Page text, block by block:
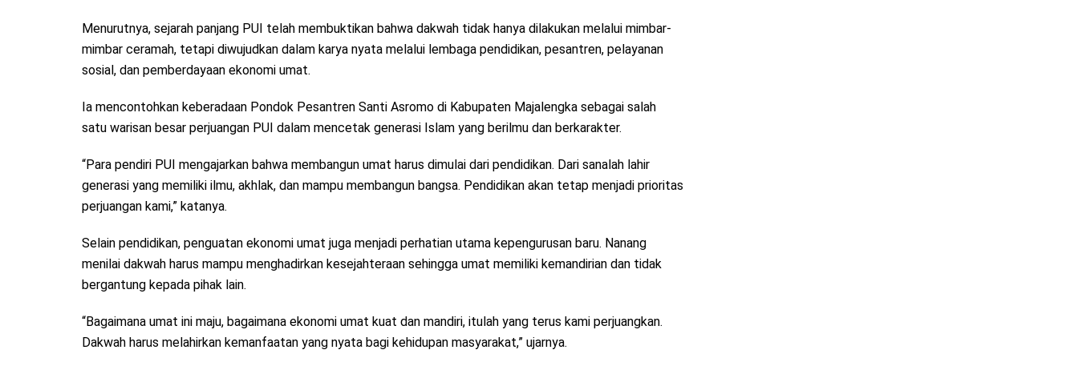
Menurutnya, sejarah panjang PUI telah membuktikan bahwa dakwah tidak hanya dilakukan melalui mimbar-
mimbar ceramah, tetapi diwujudkan dalam karya nyata melalui lembaga pendidikan, pesantren, pelayanan
sosial, dan pemberdayaan ekonomi umat.
Ia mencontohkan keberadaan Pondok Pesantren Santi Asromo di Kabupaten Majalengka sebagai salah
satu warisan besar perjuangan PUI dalam mencetak generasi Islam yang berilmu dan berkarakter.
“Para pendiri PUI mengajarkan bahwa membangun umat harus dimulai dari pendidikan. Dari sanalah lahir
generasi yang memiliki ilmu, akhlak, dan mampu membangun bangsa. Pendidikan akan tetap menjadi prioritas
perjuangan kami,” katanya.
Selain pendidikan, penguatan ekonomi umat juga menjadi perhatian utama kepengurusan baru. Nanang
menilai dakwah harus mampu menghadirkan kesejahteraan sehingga umat memiliki kemandirian dan tidak
bergantung kepada pihak lain.
“Bagaimana umat ini maju, bagaimana ekonomi umat kuat dan mandiri, itulah yang terus kami perjuangkan.
Dakwah harus melahirkan kemanfaatan yang nyata bagi kehidupan masyarakat,” ujarnya.